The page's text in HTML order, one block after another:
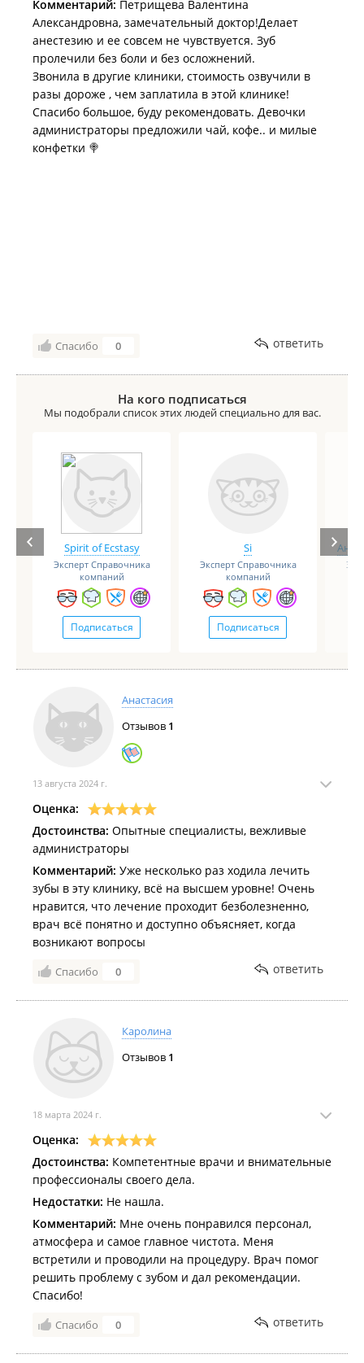
Комментарий: Петрищева Валентина
Александровна, замечательный доктор!Делает
анестезию и ее совсем не чувствуется. Зуб
пролечили без боли и без осложнений.
Звонила в другие клиники, стоимость озвучили в
разы дороже , чем заплатила в этой клинике!
Спасибо большое, буду рекомендовать. Девочки
администраторы предложили чай, кофе.. и милые
конфетки 🍭
Спасибо 0 ответить
На кого подписаться
Мы подобрали список этих людей специально для вас.
Spirit of Ecstasy
Эксперт Справочника
компаний
Подписаться
Si
Эксперт Справочника
компаний
Подписаться
Анастасия
Отзывов 1
13 августа 2024 г.
Оценка:
Достоинства: Опытные специалисты, вежливые
администраторы
Комментарий: Уже несколько раз ходила лечить
зубы в эту клинику, всё на высшем уровне! Очень
нравится, что лечение проходит безболезненно,
врач всё понятно и доступно объясняет, когда
возникают вопросы
Спасибо 0 ответить
Каролина
Отзывов 1
18 марта 2024 г.
Оценка:
Достоинства: Компетентные врачи и внимательные
профессионалы своего дела.
Недостатки: Не нашла.
Комментарий: Мне очень понравился персонал,
атмосфера и самое главное чистота. Меня
встретили и проводили на процедуру. Врач помог
решить проблему с зубом и дал рекомендации.
Спасибо!
Спасибо 0 ответить